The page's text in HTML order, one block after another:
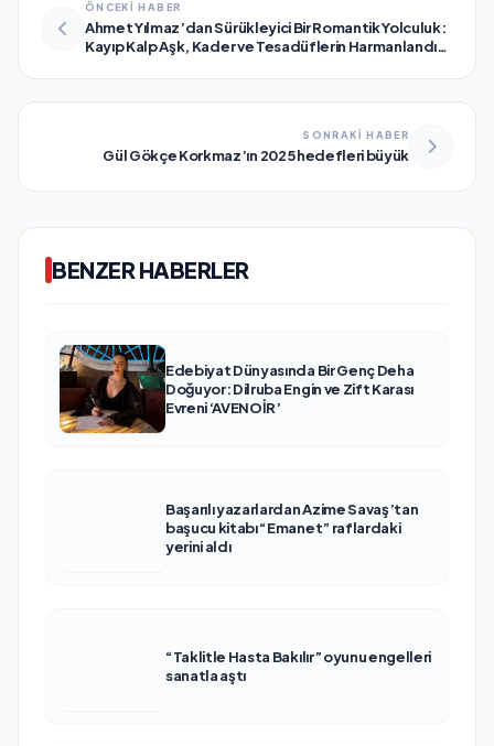
ÖNCEKİ HABER
Ahmet Yılmaz’dan Sürükleyici Bir Romantik Yolculuk:
Kayıp Kalp Aşk, Kader ve Tesadüflerin Harmanlandığı
SONRAKİ HABER
Gül Gökçe Korkmaz’ın 2025 hedefleri büyük
BENZER HABERLER
Edebiyat Dünyasında Bir Genç Deha
Doğuyor: Dilruba Engin ve Zift Karası
Evreni ‘AVENOİR’
Başarılı yazarlardan Azime Savaş’tan
başucu kitabı “Emanet” raflardaki
yerini aldı
“Taklitle Hasta Bakılır” oyunu engelleri
sanatla aştı